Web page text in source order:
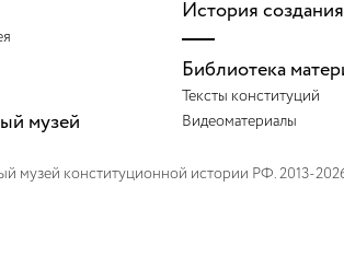
музей
История создания
Библиотека
Тексты конституций
Видеоматериалы
музей конституционной истории РФ. 2013-